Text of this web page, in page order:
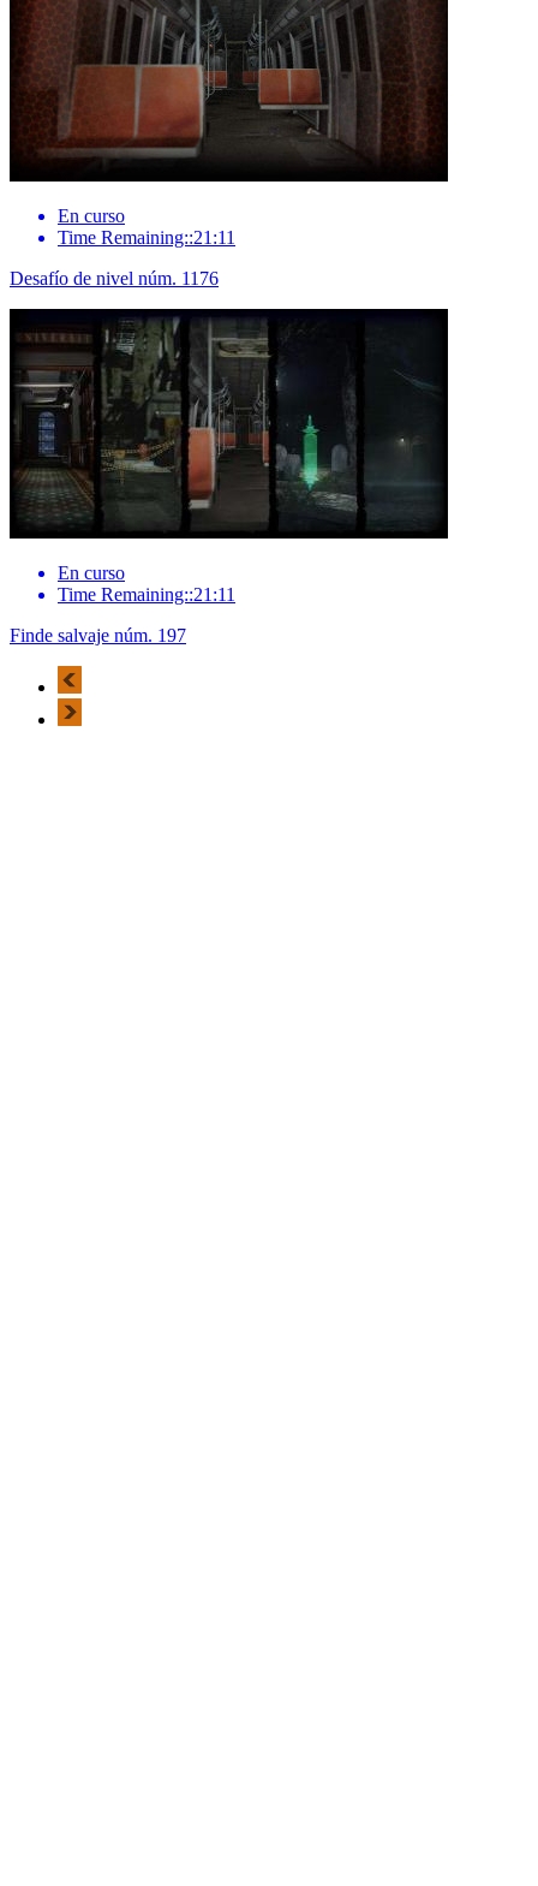
En curso
Time Remaining::21:11
Desafío de nivel núm. 1176
En curso
Time Remaining::21:11
Finde salvaje núm. 197